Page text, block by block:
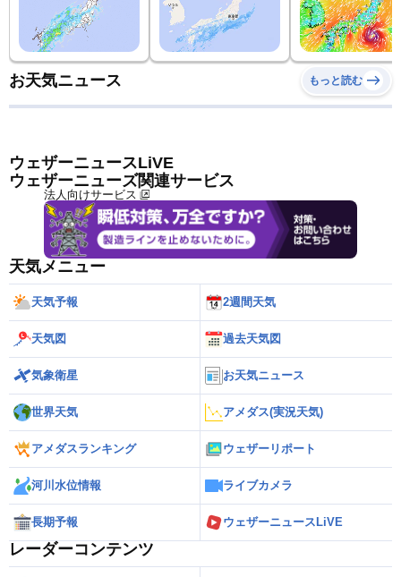
お天気ニュース もっと読む
ウェザーニュースLiVE
ウェザーニューズ関連サービス
法人向けサービス
天気メニュー
天気予報 2週間天気
天気図 過去天気図
気象衛星 お天気ニュース
世界天気 アメダス(実況天気)
アメダスランキング ウェザーリポート
河川水位情報 ライブカメラ
長期予報 ウェザーニュースLiVE
レーダーコンテンツ